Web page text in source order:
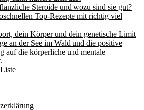
Steroide und wozu sind sie gut?
Top-Rezepte mit richtig viel
dein Körper und dein genetische Limit
an der See im Wald und die positive
auf die körperliche und mentale